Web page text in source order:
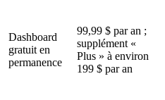
Dashboard
gratuit en
permanence
99,99 $ par an ;
supplément «
Plus » à environ
199 $ par an